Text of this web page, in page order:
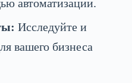
автоматизации.
Исследуйте и
вашего бизнеса